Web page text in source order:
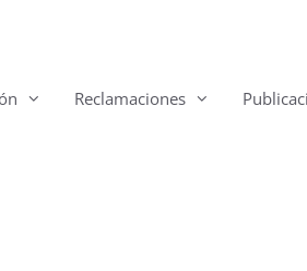
Reclamaciones